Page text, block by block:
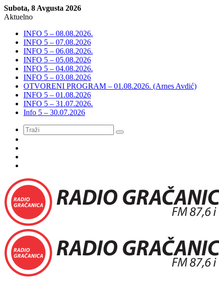
Subota, 8 Avgusta 2026
Aktuelno
INFO 5 – 08.08.2026.
INFO 5 – 07.08.2026
INFO 5 – 06.08.2026.
INFO 5 – 05.08.2026
INFO 5 – 04.08.2026.
INFO 5 – 03.08.2026
OTVORENI PROGRAM – 01.08.2026. (Arnes Avdić)
INFO 5 – 01.08.2026
INFO 5 – 31.07.2026.
Info 5 – 30.07.2026
Meni